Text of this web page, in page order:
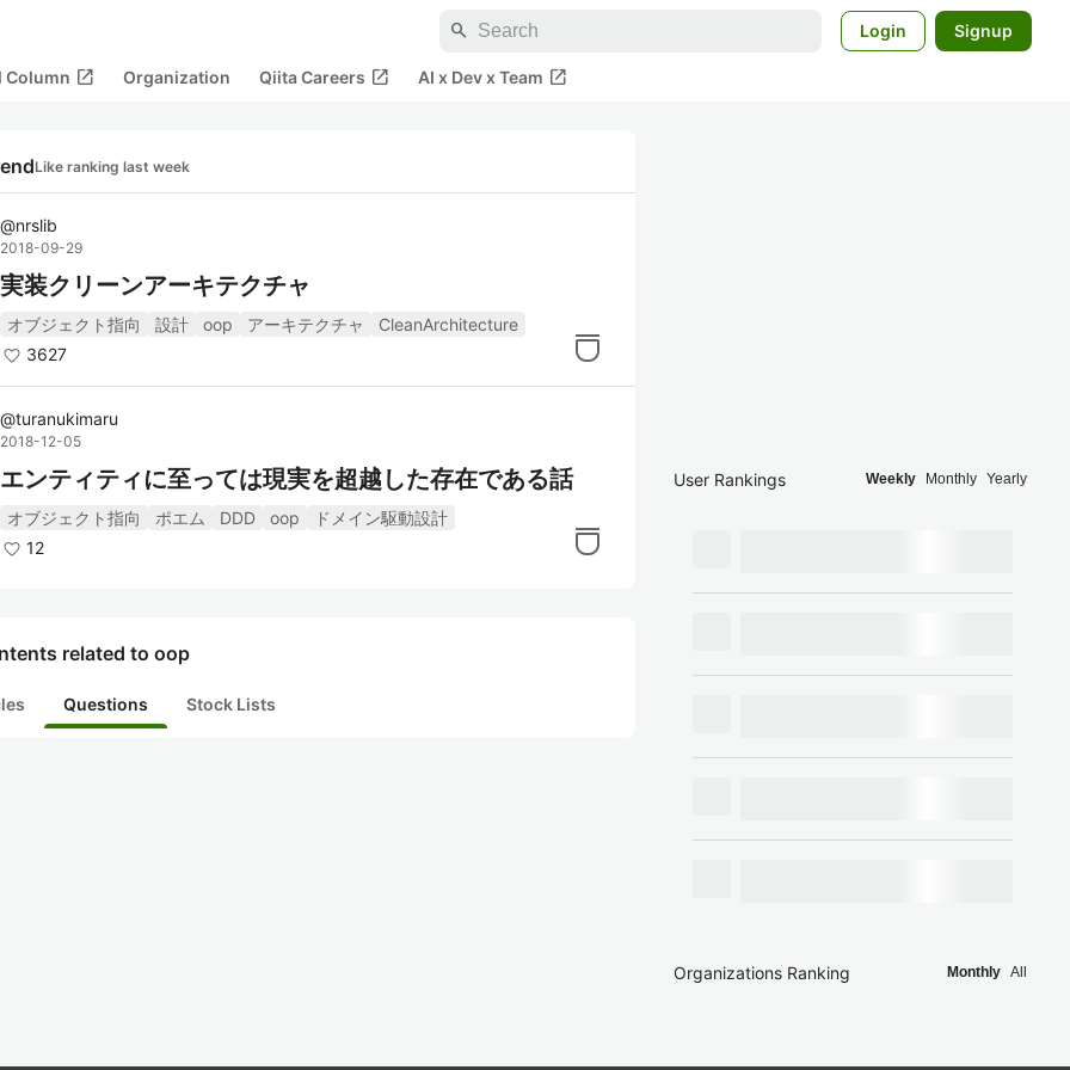
search Login Signup
Column open_in_new Organization Qiita Careers open_in_new AI x Dev x Team open_in_new
Like ranking last week
@nrslib
2018-09-29
実装クリーンアーキテクチャ
オブジェクト指向 設計 oop アーキテクチャ
CleanArchitecture
3627
@turanukimaru
2018-12-05
エンティティに至っては現実を超越した存在である話
オブジェクト指向 ポエム DDD oop
ドメイン駆動設計
12
related to oop
Questions Stock Lists
User Rankings Weekly Monthly Yearly
Organizations Ranking Monthly All